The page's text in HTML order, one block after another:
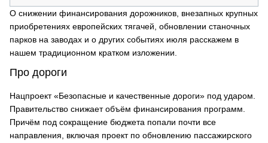
О снижении финансирования дорожников, внезапных крупных
приобретениях европейских тягачей, обновлении станочных
парков на заводах и о других событиях июля расскажем в
нашем традиционном кратком изложении.
Про дороги
Нацпроект «Безопасные и качественные дороги» под ударом.
Правительство снижает объём финансирования программ.
Причём под сокращение бюджета попали почти все
направления, включая проект по обновлению пассажирского